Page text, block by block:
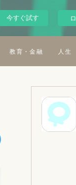
今すぐ試す
教育・金融 人生